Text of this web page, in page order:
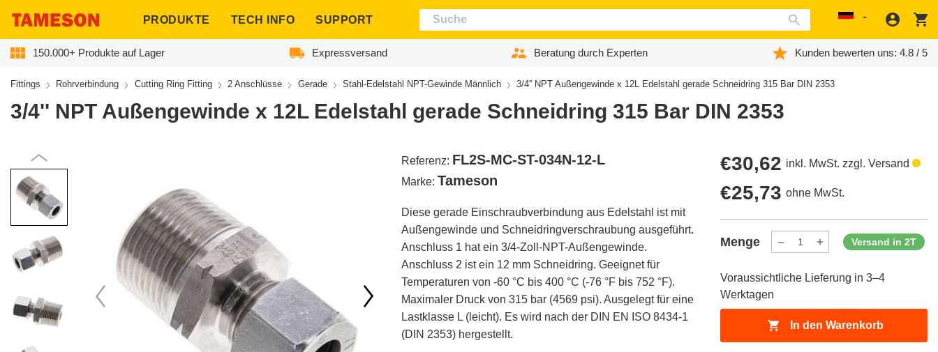
PRODUKTE TECH INFO SUPPORT Localization
150.000+ Produkte auf Lager Expressversand Beratung durch Experten Kunden bewerten uns: 4.8 / 5
Fittings Rohrverbindung Cutting Ring Fitting 2 Anschlüsse Gerade Stahl-Edelstahl NPT-Gewinde Männlich 3/4'' NPT Außengewinde x 12L Edelstahl gerade Schneidring 315 Bar DIN 2353
3/4'' NPT Außengewinde x 12L Edelstahl gerade Schneidring 315 Bar DIN 2353
Referenz: FL2S-MC-ST-034N-12-L
Marke: Tameson
Diese gerade Einschraubverbindung aus Edelstahl ist mit
Außengewinde und Schneidringverschraubung ausgeführt.
Anschluss 1 hat ein 3/4-Zoll-NPT-Außengewinde.
Anschluss 2 ist ein 12 mm Schneidring. Geeignet für
Temperaturen von -60 °C bis 400 °C (-76 °F bis 752 °F).
Maximaler Druck von 315 bar (4569 psi). Ausgelegt für eine
Lastklasse L (leicht). Es wird nach der DIN EN ISO 8434-1
(DIN 2353) hergestellt.
Regulärer
Preis
€30,62 inkl. MwSt. zzgl. Versand
Regulärer
Preis
€25,73 ohne MwSt.
Menge
Menge
ProductDrop
Menge
ProductDrop
Versand in 2T
Voraussichtliche Lieferung in 3–4
Werktagen
In den Warenkorb